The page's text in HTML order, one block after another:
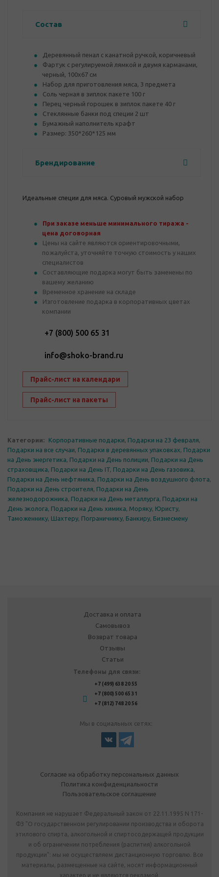
Состав
Деревянный пенал с канатной ручкой, коричневый
Фартук с регулируемой лямкой и двумя карманами,
черный, 100х67 см
Набор для приготовления мяса, 3 предмета
Соль черная в зиплок пакете 100 г
Перец черный горошек в зиплок пакете 40 г
Стеклянные банки под специи 2 шт
Бумажный наполнитель крафт
Размер: 350*260*125 мм
Брендирование
Идеальные специи для мяса. Суровый мужской набор
При заказе меньше минимального тиража -
цена договорная
Цены на сайте являются ориентировочными,
пожалуйста, уточняйте точную стоимость у наших
специалистов
Составляющие подарка могут быть заменены по
вашему желанию
Временное хранение на складе
Изготовление подарка в корпоративных цветах
компании
+7 (800) 500 65 31
info@shoko-brand.ru
Прайс-лист на календари
Прайс-лист на пакеты
Категории: Корпоративные подарки, Подарки на 23 февраля,
Подарки на все случаи, Подарки в деревянных упаковках, Подарки
на День энергетика, Подарки на День полиции, Подарки на День
страховщика, Подарки на День IT, Подарки на День газовика,
Подарки на День нефтяника, Подарки на День воздушного флота,
Подарки на День строителя, Подарки на День
железнодорожника, Подарки на День металлурга, Подарки на
День эколога, Подарки на День химика, Моряку, Юристу,
Таможеннику, Шахтеру, Пограничнику, Банкиру, Бизнесмену
Доставка и оплата
Самовывоз
Возврат товара
Отзывы
Статьи
Телефоны для связи:
+7 (499) 638 20 55
+7 (800) 500 65 31
+7 (812) 748 20 56
Мы в социальных сетях:
Согласие на обработку персональных данных
Политика конфиденциальности
Пользовательское соглашение
Компания не нарушает Федеральный закон от 22.11.1995 N 171-
ФЗ "О государственном регулировании производства и оборота
этилового спирта, алкогольной и спиртосодержащей продукции
и об ограничении потребления (распития) алкогольной
продукции": мы не осуществляем дистанционную торговлю. Все
материалы, размещенные на сайте, носят информационный
характер и не являются рекламой.